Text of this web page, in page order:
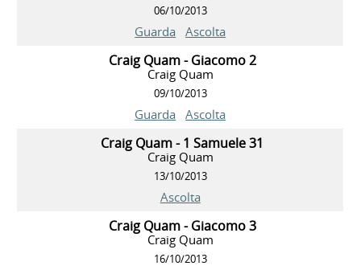
06/10/2013
Guarda Ascolta
Craig Quam - Giacomo 2
Craig Quam
09/10/2013
Guarda Ascolta
Craig Quam - 1 Samuele 31
Craig Quam
13/10/2013
Ascolta
Craig Quam - Giacomo 3
Craig Quam
16/10/2013